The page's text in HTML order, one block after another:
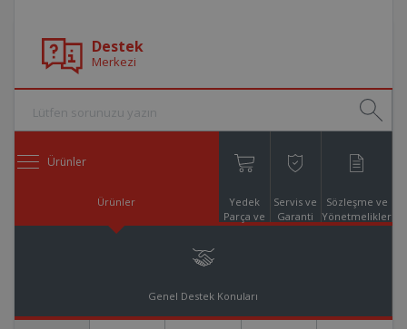
Destek
Merkezi
Ürünler
Ürünler
Yedek
Parça ve
Servis ve
Garanti
Sözleşme ve
Yönetmelikler
Genel Destek Konuları